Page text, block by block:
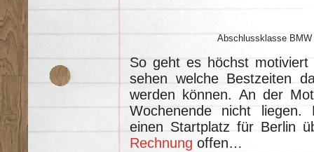
Abschlussklasse BMW
So geht es höchst
sehen welche Bestzeiten
werden können. An der
Wochenende nicht
einen Startplatz für Berlin
Rechnung offen…